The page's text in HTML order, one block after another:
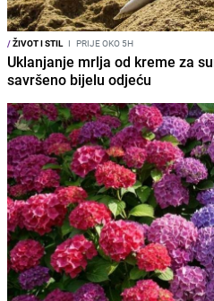
/ŽIVOT I STIL I PRIJE OKO 5H
Uklanjanje mrlja od kreme za
savršeno bijelu odjeću